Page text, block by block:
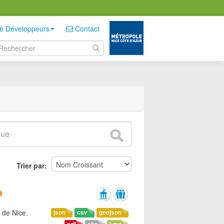
Développeurs Contact
Trier par
geojson
csv
json
Nice.